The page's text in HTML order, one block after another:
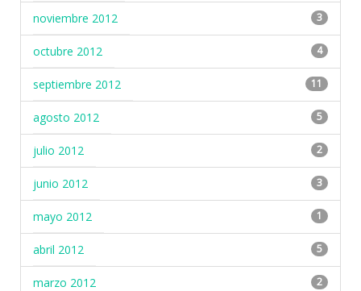
noviembre 2012 3
octubre 2012 4
septiembre 2012 11
agosto 2012 5
julio 2012 2
junio 2012 3
mayo 2012 1
abril 2012 5
marzo 2012 2